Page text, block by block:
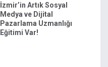
İzmir’in Artık Sosyal
Medya ve Dijital
Pazarlama Uzmanlığı
Eğitimi Var!